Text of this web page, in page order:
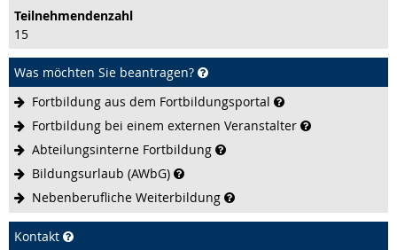
Teilnehmenden­zahl
15
Was möchten Sie beantragen?
Fortbildung aus dem Fortbildungsportal
Fortbildung bei einem externen Veranstalter
Abteilungsinterne Fortbildung
Bildungsurlaub (AWbG)
Nebenberufliche Weiterbildung
Kontakt